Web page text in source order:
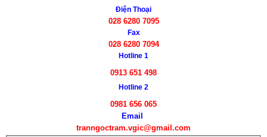
Điện Thoại
028 6280 7095
Fax
028 6280 7094
Hotline 1
0913 651 498
Hotline 2
0981 656 065
Email
tranngoctram.vgic@gmail.com